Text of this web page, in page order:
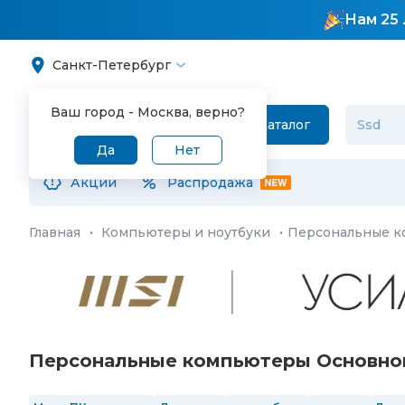
Нам 25
Санкт-Петербург
Ваш город - Москва, верно?
Да Нет
Каталог
Акции Распродажа
Главная · Компьютеры и ноутбуки · Персональные
Персональные компьютеры